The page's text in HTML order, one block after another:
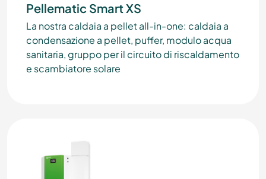
Pellematic Smart XS
La nostra caldaia a pellet all-in-one: caldaia a
condensazione a pellet, puffer, modulo acqua
sanitaria, gruppo per il circuito di riscaldamento
e scambiatore solare